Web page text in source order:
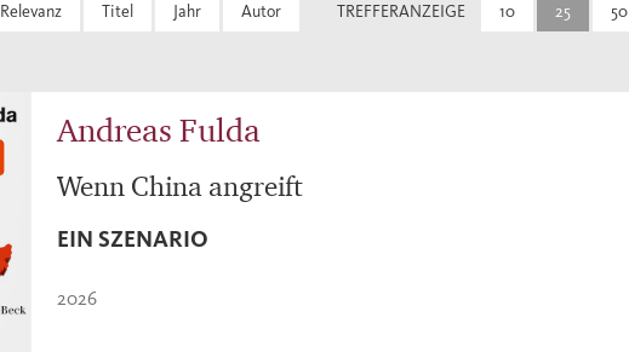
Relevanz Titel Jahr Autor TREFFERANZEIGE 10 25 50
Andreas Fulda
Wenn China angreift
EIN SZENARIO
2026